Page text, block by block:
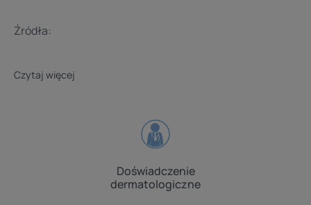
Źródła:
Czytaj więcej
Doświadczenie
dermatologiczne